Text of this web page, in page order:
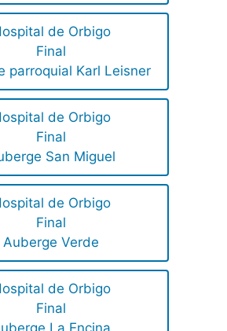
de Orbigo
Final
parroquial Karl Leisner
de Orbigo
Final
San Miguel
de Orbigo
Final
Auberge Verde
de Orbigo
Final